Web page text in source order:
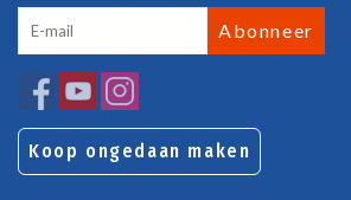
Abonneer
Koop ongedaan maken